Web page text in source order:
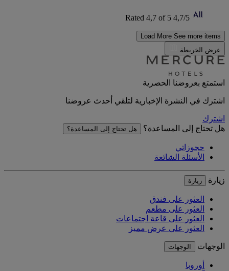
4,7/5
Rated 4,7 of 5
Load More See more items
عرض الخريطة
استمتع بعروضنا الحصرية
اشترك في النشرة الإخبارية لتلقي أحدث عروضنا
اشترك
هل تحتاج إلى المساعدة؟
هل تحتاج إلى المساعدة؟
حجوزاتي
الأسئلة الشائعة
زيارة زيارة
العثور على فندق
العثور على مطعم
العثور على قاعة اجتماعات
العثور على عرض مميز
الوجهات الوجهات
أوروبا